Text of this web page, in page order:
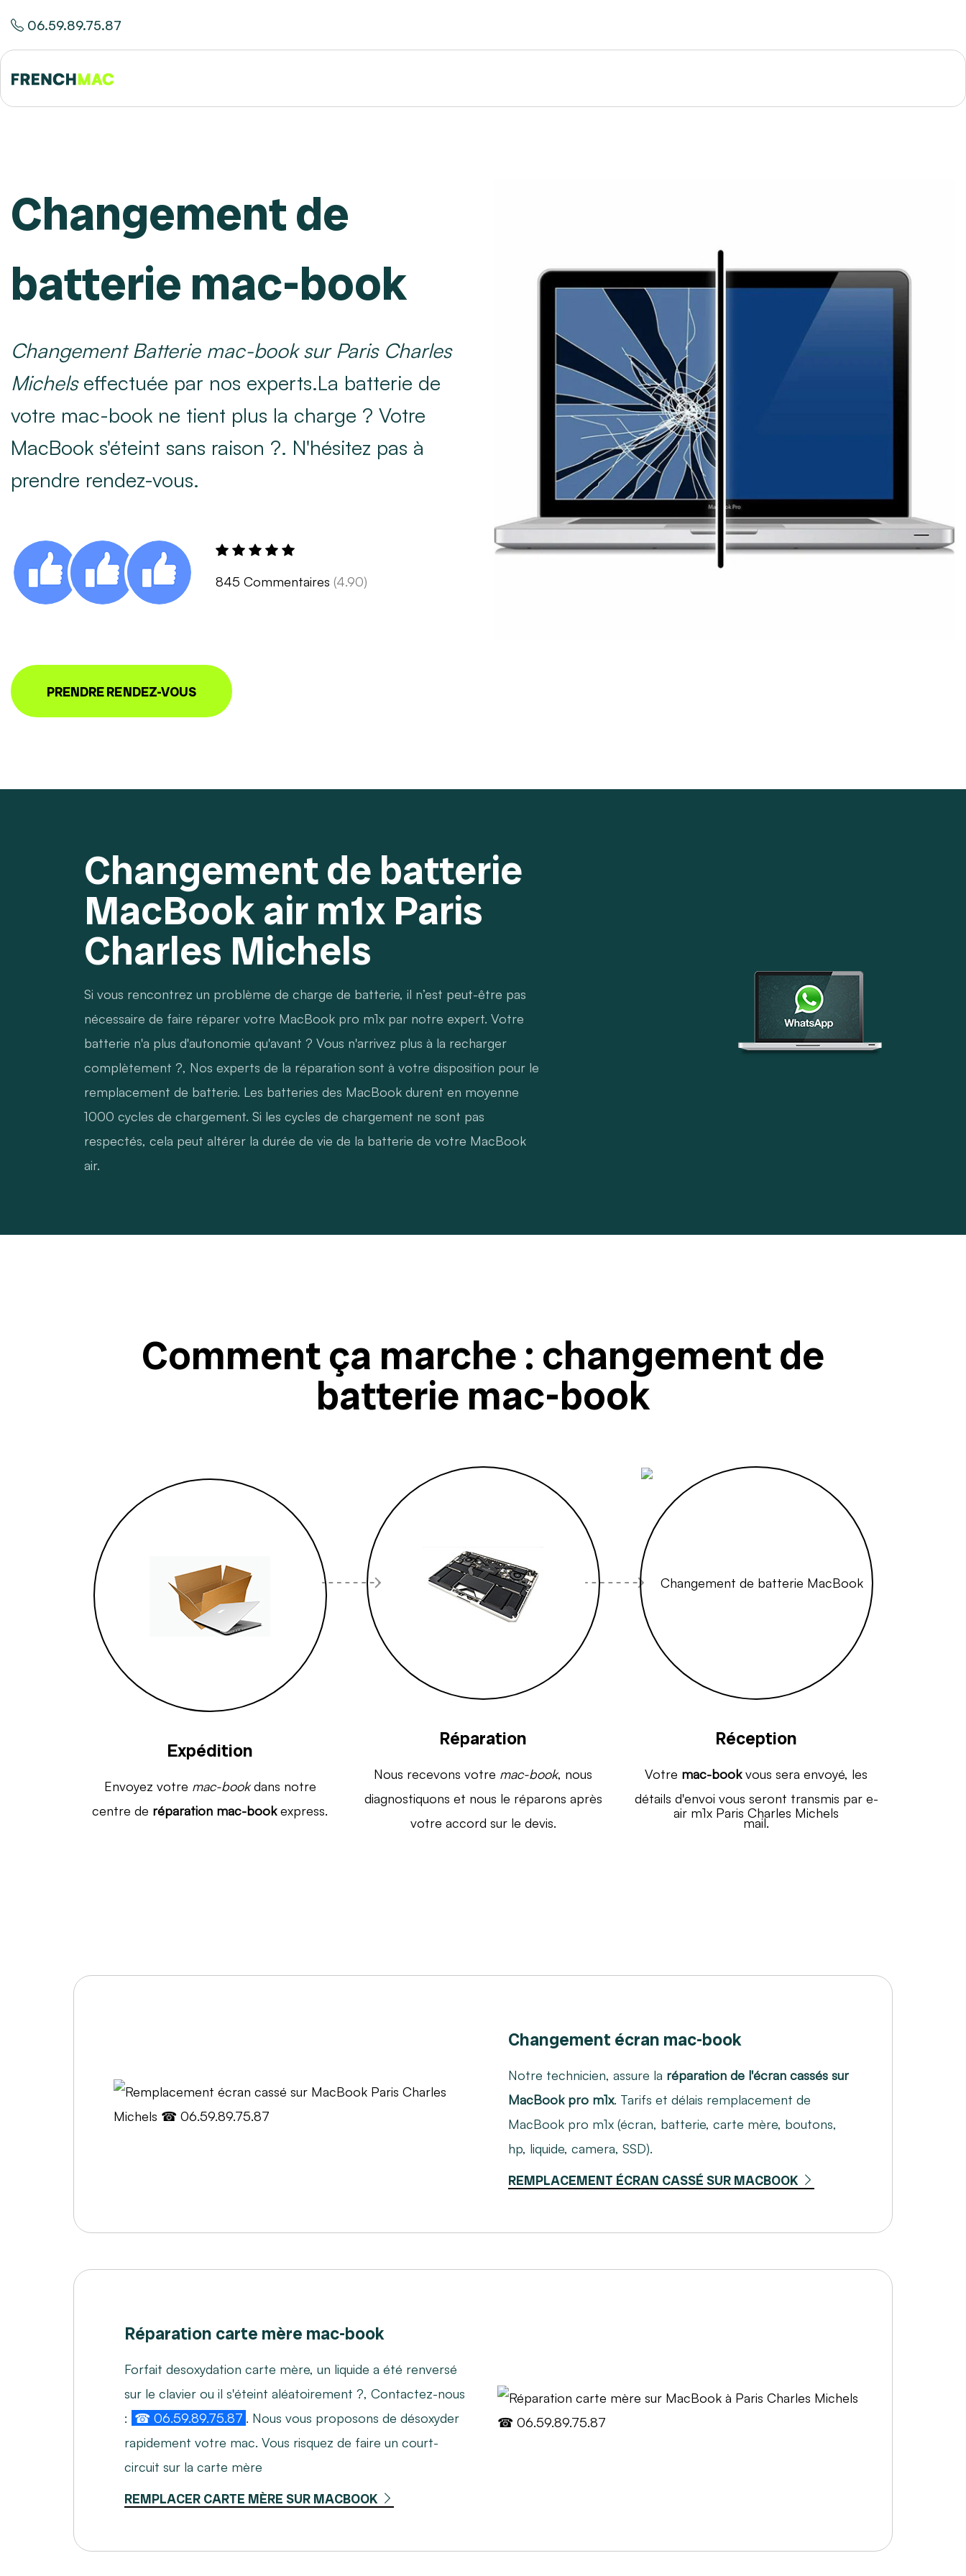
06.59.89.75.87
Changement de
batterie mac-book
Changement Batterie mac-book sur Paris Charles
Michelseffectuée par nos experts.La batterie de
votre mac-book ne tient plus la charge ? Votre
MacBook s'éteint sans raison ?. N'hésitez pas à
prendre rendez-vous.
845 Commentaires (4.90)
PRENDRE RENDEZ-VOUS
Changement de batterie
MacBook air m1x Paris
Charles Michels
Si vous rencontrez un problème de charge de batterie, il n’est peut-être pas
nécessaire de faire réparer votre MacBook pro m1x par notre expert. Votre
batterie n'a plus d'autonomie qu'avant ? Vous n'arrivez plus à la recharger
complètement ?, Nos experts de la réparation sont à votre disposition pour le
remplacement de batterie. Les batteries des MacBook durent en moyenne
1000 cycles de chargement. Si les cycles de chargement ne sont pas
respectés, cela peut altérer la durée de vie de la batterie de votre MacBook
air.
Comment ça marche : changement de
batterie mac-book
Expédition
Envoyez votre mac-bookdans notre
centre de réparation mac-bookexpress.
Réparation
Nous recevons votre mac-book, nous
diagnostiquons et nous le réparons après
votre accord sur le devis.
Réception
Votre mac-bookvous sera envoyé, les
détails d'envoi vous seront transmis par e-
mail.
Changement écran mac-book
Notre technicien, assure la réparation de l'écran cassés sur
MacBook pro m1x. Tarifs et délais remplacement de
MacBook pro m1x (écran, batterie, carte mère, boutons,
hp, liquide, camera, SSD).
REMPLACEMENT ÉCRAN CASSÉ SUR MACBOOK
Réparation carte mère mac-book
Forfait desoxydation carte mère, un liquide a été renversé
sur le clavier ou il s'éteint aléatoirement ?, Contactez-nous
: ☎ 06.59.89.75.87 . Nous vous proposons de désoxyder
rapidement votre mac. Vous risquez de faire un court-
circuit sur la carte mère
REMPLACER CARTE MÈRE SUR MACBOOK